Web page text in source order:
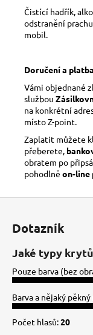
Čistící hadřík,
odstranění
mobil.
Doručení a
Vámi objednané
službou
na konkrétní
místo Z-point.
Zaplatit můžete
přeberete,
obratem po
pohodlně on-line
Dotazník
Jaké typy
Pouze barva (bez
Barva a nějaký
Počet hlasů:20